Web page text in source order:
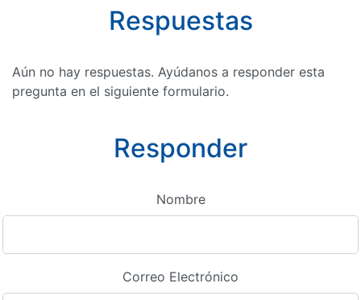
Respuestas
Aún no hay respuestas. Ayúdanos a responder esta
pregunta en el siguiente formulario.
Responder
Nombre
Correo Electrónico